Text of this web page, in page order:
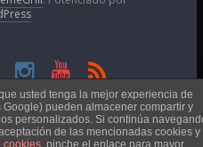
unaLicencia Creative Commons
usted tenga la mejor experiencia de
Google) pueden almacener compartir y
personalizados. Si continúa
de las mencionadas cookies y
cookies , pinche el enlace para mayor